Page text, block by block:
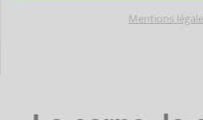
Mentions